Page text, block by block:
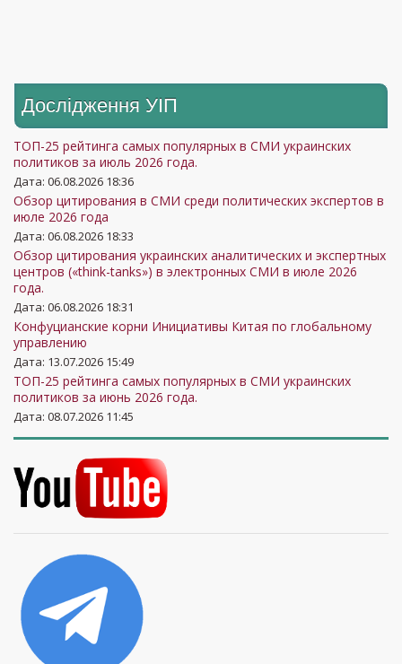
Дослідження УIП
ТОП-25 рейтинга самых популярных в СМИ украинских
политиков за июль 2026 года.
Дата: 06.08.2026 18:36
Обзор цитирования в СМИ среди политических экспертов в
июле 2026 года
Дата: 06.08.2026 18:33
Обзор цитирования украинских аналитических и экспертных
центров («think-tanks») в электронных СМИ в июле 2026
года.
Дата: 06.08.2026 18:31
Конфуцианские корни Инициативы Китая по глобальному
управлению
Дата: 13.07.2026 15:49
ТОП-25 рейтинга самых популярных в СМИ украинских
политиков за июнь 2026 года.
Дата: 08.07.2026 11:45